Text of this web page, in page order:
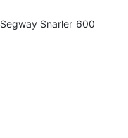
Snarler 600